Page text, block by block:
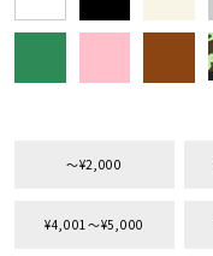
〜¥2,000
¥4,001〜¥5,000